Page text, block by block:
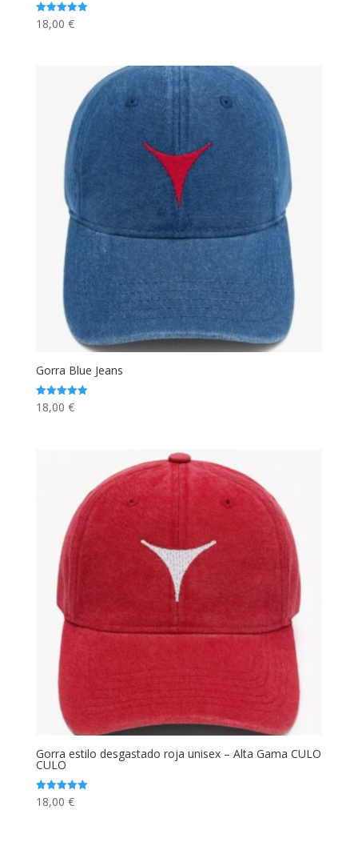
Valorado
con
18,00 €
Gorra Blue Jeans
Valorado
con
18,00 €
Gorra estilo desgastado roja unisex – Alta Gama CULO
CULO
Valorado
con
18,00 €